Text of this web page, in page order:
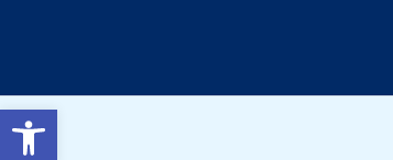
Abrir barra de herramientas